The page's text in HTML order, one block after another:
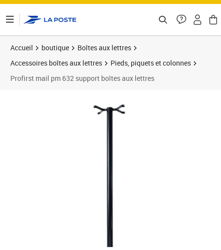
Accueil boutique
Boîtes aux lettres
Accessoires boîtes aux lettres
Pieds, piquets et colonnes
Profirst mail pm 632 support boîtes aux lettres